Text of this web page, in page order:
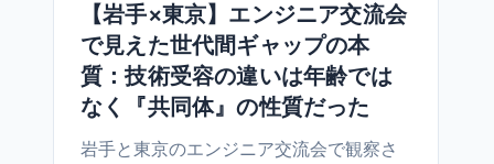
【岩手×東京】エンジニア交流会
で見えた世代間ギャップの本
質：技術受容の違いは年齢では
なく『共同体』の性質だった
岩手と東京のエンジニア交流会で観察さ